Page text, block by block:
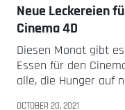
Neue Leckereien
Cinema 4D
Diesen Monat gibt
Essen für den
alle, die Hunger auf
OCTOBER 20, 2021